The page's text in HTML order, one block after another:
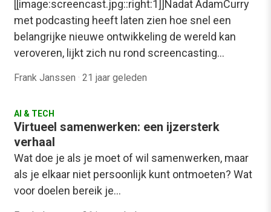
[[image:screencast.jpg::right:1]]Nadat AdamCurry
met podcasting heeft laten zien hoe snel een
belangrijke nieuwe ontwikkeling de wereld kan
veroveren, lijkt zich nu rond screencasting…
Frank Janssen · 21 jaar geleden
AI & TECH
Virtueel samenwerken: een ijzersterk
verhaal
Wat doe je als je moet of wil samenwerken, maar
als je elkaar niet persoonlijk kunt ontmoeten? Wat
voor doelen bereik je…